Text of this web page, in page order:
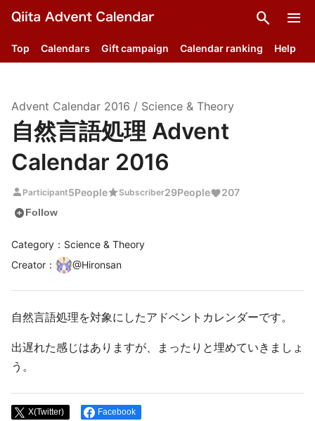
search menu
Top Calendars Gift campaign Calendar ranking Help
Advent Calendar 2016 / Science & Theory
自然言語処理 Advent
Calendar 2016
person Participant5PeoplestarSubscriber29People 207
add_circleFollow
Category：Science & Theory
Creator ： @Hironsan
自然言語処理を対象にしたアドベントカレンダーです。
出遅れた感じはありますが、まったりと埋めていきましょ
う。
X(Twitter) Facebook